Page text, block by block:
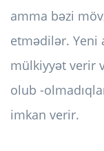
amma bəzi
etmədilər. Yeni
mülkiyyət verir
olub -
imkan verir.